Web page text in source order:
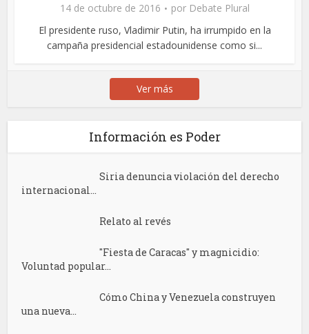
14 de octubre de 2016 por Debate Plural
El presidente ruso, Vladimir Putin, ha irrumpido en la
campaña presidencial estadounidense como si...
Ver más
Información es Poder
Siria denuncia violación del derecho
internacional...
Relato al revés
"Fiesta de Caracas" y magnicidio:
Voluntad popular...
Cómo China y Venezuela construyen
una nueva...